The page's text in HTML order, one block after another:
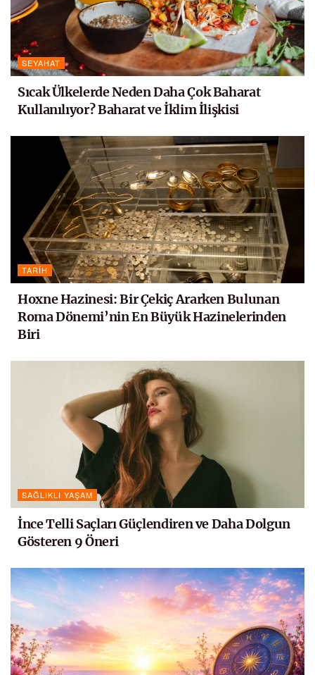
SEYAHAT
Sıcak Ülkelerde Neden Daha Çok Baharat
Kullanılıyor? Baharat ve İklim İlişkisi
TARIH
Hoxne Hazinesi: Bir Çekiç Ararken Bulunan
Roma Dönemi’nin En Büyük Hazinelerinden
Biri
SAĞLIKLI YAŞAM
İnce Telli Saçları Güçlendiren ve Daha Dolgun
Gösteren 9 Öneri